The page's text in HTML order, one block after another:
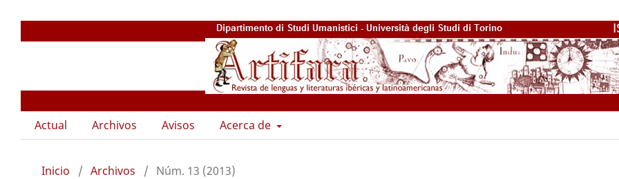
Actual Archivos Avisos Acerca de
Inicio / Archivos / Núm. 13 (2013)